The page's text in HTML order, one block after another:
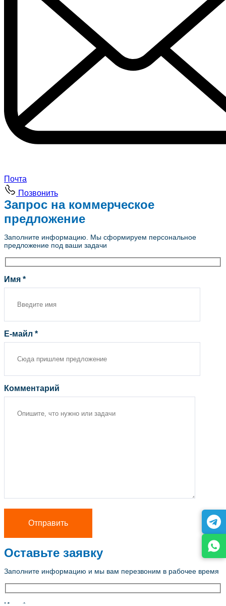
Почта
Позвонить
Запрос на коммерческое
предложение
Заполните информацию. Мы сформируем персональное
предложение под ваши задачи
Имя *
Е-майл *
Комментарий
Оставьте заявку
Заполните информацию и мы вам перезвоним в рабочее время